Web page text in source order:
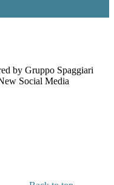
by Gruppo Spaggiari
Social Media